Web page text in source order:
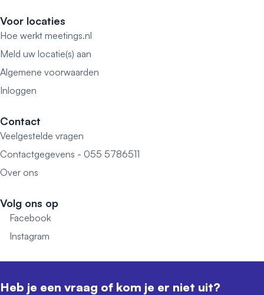
Voor locaties
Hoe werkt meetings.nl
Meld uw locatie(s) aan
Algemene voorwaarden
Inloggen
Contact
Veelgestelde vragen
Contactgegevens - 055 5786511
Over ons
Volg ons op
Facebook
Instagram
Heb je een vraag of kom je er niet uit?